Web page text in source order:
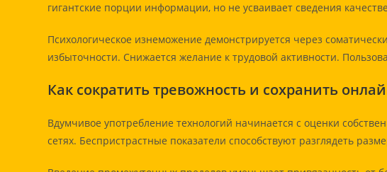
гигантские порции информации, но не усваивает сведения
Психологическое изнеможение демонстрируется через
избыточности. Снижается желание к трудовой активности.
Как сократить тревожность и сохранить
Вдумчивое употребление технологий начинается с оценки
сетях. Беспристрастные показатели способствуют разглядеть